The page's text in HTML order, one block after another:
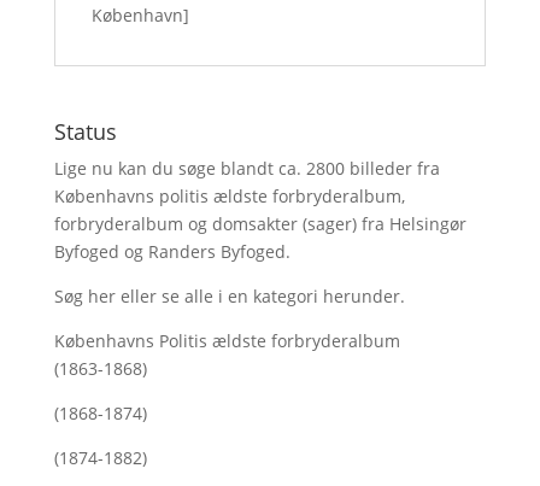
København]
Status
Lige nu kan du søge blandt ca. 2800 billeder fra
Københavns politis ældste forbryderalbum,
forbryderalbum og domsakter (sager) fra Helsingør
Byfoged og Randers Byfoged.
Søg hereller se alle i en kategori herunder.
Københavns Politis ældste forbryderalbum
(1863-1868)
(1868-1874)
(1874-1882)